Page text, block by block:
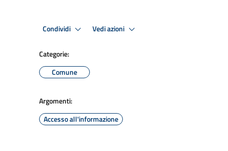
Condividi Vedi azioni
Categorie:
Comune
Argomenti:
Accesso all'informazione